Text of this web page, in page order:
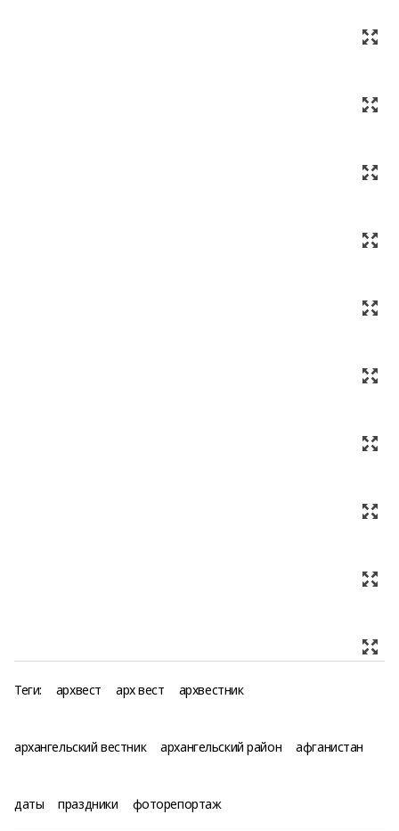
Теги: архвест арх вест архвестник
архангельский вестник архангельский район афганистан
даты праздники фоторепортаж